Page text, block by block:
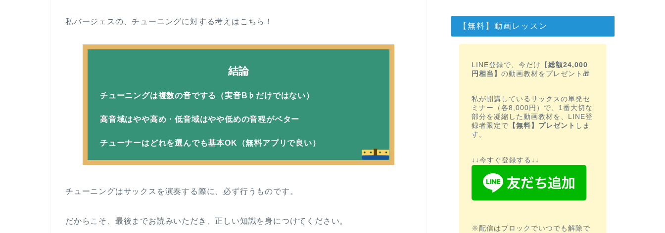
私バージェスの、チューニングに対する考えはこちら！
結論
チューニングは複数の音でする（実音B♭だけではない）
高音域はやや高め・低音域はやや低めの音程がベター
チューナーはどれを選んでも基本OK（無料アプリで良い）
チューニングはサックスを演奏する際に、必ず行うものです。
だからこそ、最後までお読みいただき、正しい知識を身につけてください。
【無料】動画レッスン
LINE登録で、今だけ【総額24,000
円相当】の動画教材をプレゼント🎁
私が開講しているサックスの単発セ
ミナー（各8,000円）で、1番大切な
部分を凝縮した動画教材を、LINE登
録者限定で 【無料】プレゼント しま
す。
↓↓今すぐ登録する↓↓
※配信はブロックでいつでも解除で